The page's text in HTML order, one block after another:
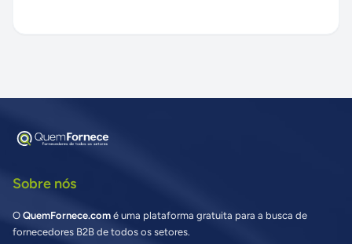
Sobre nós
O QuemFornece.com é uma plataforma gratuita para a busca de
fornecedores B2B de todos os setores.